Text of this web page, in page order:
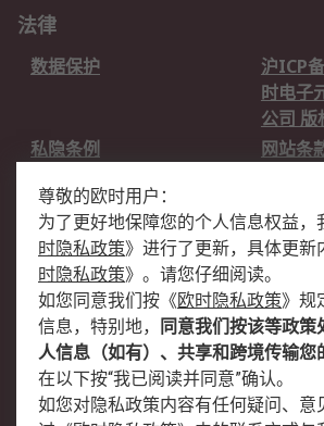
法律
数据保护
沪ICP
时电子
公司 版
私隐条例
网站条
关于欧时
欧时销售条款
账户和
企业集团
全球办
关于我们
新闻中
加入我们
尊敬的欧时用户：
为了更好地保障您的个人信息权益，
时隐私政策》 进行了更新，具体更新
时隐私政策》 。请您仔细阅读。
如您同意我们按 《欧时隐私政策》 规
信息，特别地，
同意我们按该等政策
人信息（如有）、共享和跨境传输您
在以下按“我已阅读并同意”确认。
如您对隐私政策内容有任何疑问、意